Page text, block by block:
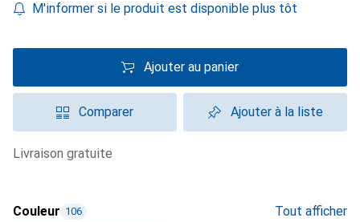
M'informer si le produit est disponible plus tôt
Ajouter au panier
Comparer Ajouter à la liste
livraison gratuite
Couleur 106 Tout afficher